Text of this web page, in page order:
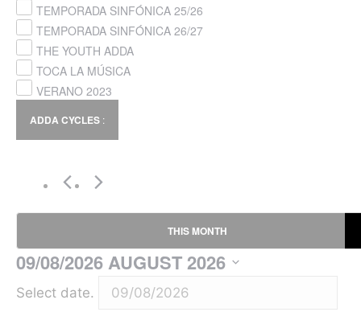
TEMPORADA SINFÓNICA 25/26
TEMPORADA SINFÓNICA 26/27
THE YOUTH ADDA
TOCA LA MÚSICA
VERANO 2023
ADDA CYCLES :
THIS MONTH
09/08/2026AUGUST 2026
Select date.